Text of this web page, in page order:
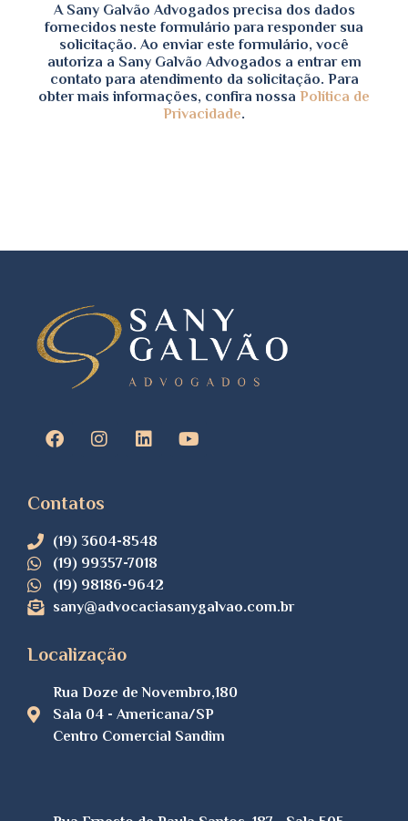
A Sany Galvão Advogados precisa dos dados
fornecidos neste formulário para responder sua
solicitação. Ao enviar este formulário, você
autoriza a Sany Galvão Advogados a entrar em
contato para atendimento da solicitação. Para
obter mais informações, confira nossa Política de
Privacidade.
Contatos
(19) 3604-8548
(19) 99357-7018
(19) 98186-9642
sany@advocaciasanygalvao.com.br
Localização
Rua Doze de Novembro,180
Sala 04 - Americana/SP
Centro Comercial Sandim